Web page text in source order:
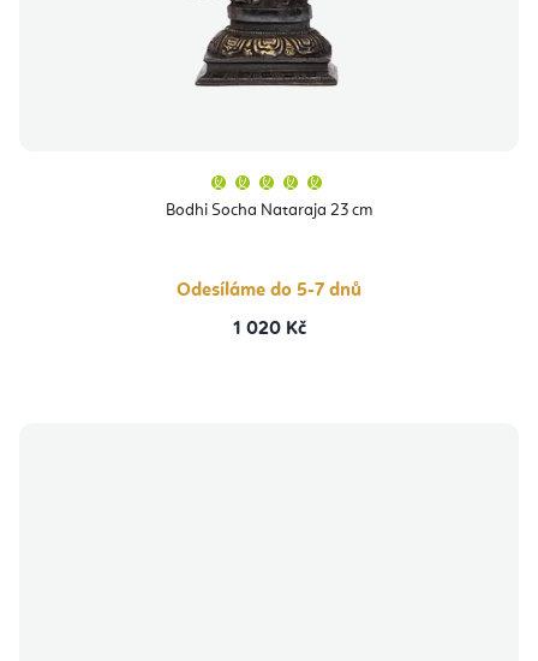
Bodhi Socha Nataraja 23 cm
produktu
je
hvězdiček.
Odesíláme do 5-7 dnů
1 020 Kč